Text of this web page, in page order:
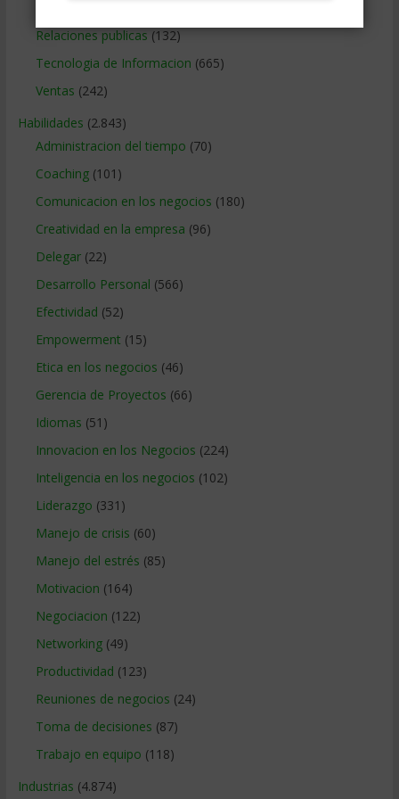
Relaciones publicas (132)
Tecnologia de Informacion (665)
Ventas (242)
Habilidades (2.843)
Administracion del tiempo (70)
Coaching(101)
Comunicacion en los negocios (180)
Creatividad en la empresa (96)
Delegar(22)
Desarrollo Personal (566)
Efectividad (52)
Empowerment (15)
Etica en los negocios (46)
Gerencia de Proyectos (66)
Idiomas (51)
Innovacion en los Negocios (224)
Inteligencia en los negocios (102)
Liderazgo (331)
Manejo de crisis (60)
Manejo del estrés (85)
Motivacion (164)
Negociacion (122)
Networking(49)
Productividad (123)
Reuniones de negocios (24)
Toma de decisiones (87)
Trabajo en equipo (118)
Industrias (4.874)